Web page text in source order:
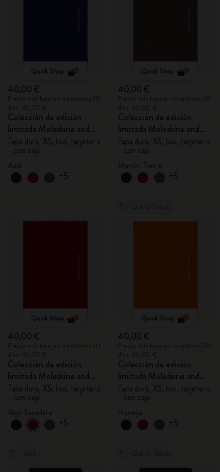
Quick Shop
40,00 €
Colección de edición
limitada Moleskine and
MIYAKE DESIGN
STUDIO
Tapa dura, XS, liso, tarjetero
- con caja
+5
Quick Shop
40,00 €
Colección de edición
limitada Moleskine and
MIYAKE DESIGN
STUDIO
Tapa dura, XS, liso, tarjetero
- con caja
+5
Quick Shop
40,00 €
Colección de edición
limitada Moleskine and
MIYAKE DESIGN
STUDIO
Tapa dura, XS, liso, tarjetero
- con caja
+5
Quick Shop
40,00 €
Colección de edición
limitada Moleskine and
MIYAKE DESIGN
STUDIO
Tapa dura, XS, liso, tarjetero
- con caja
+5